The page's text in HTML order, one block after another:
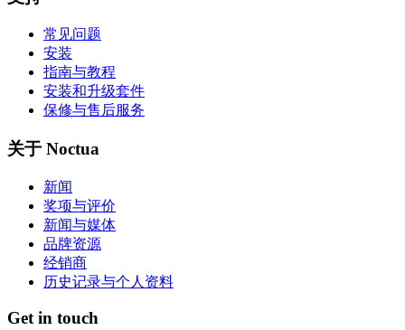
常见问题
安装
指南与教程
安装和升级套件
保修与售后服务
关于 Noctua
新闻
奖项与评价
新闻与媒体
品牌资源
经销商
历史记录与个人资料
Get in touch